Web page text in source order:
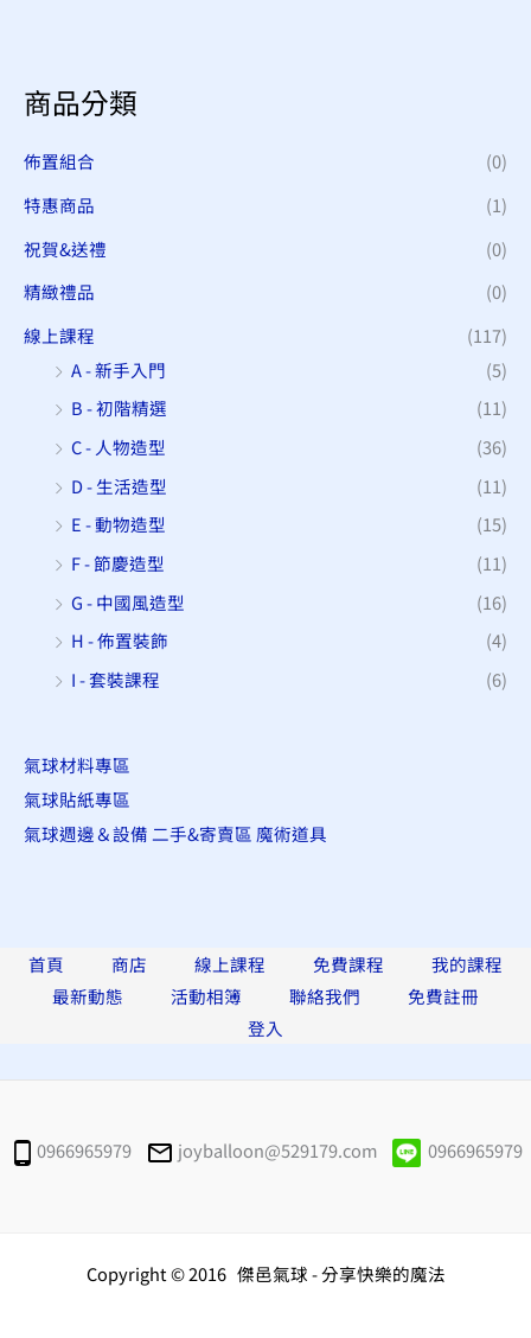
商品分類
佈置組合
(0)
特惠商品
(1)
祝賀&送禮
(0)
精緻禮品
(0)
線上課程
(117)
A - 新手入門
(5)
B - 初階精選
(11)
C - 人物造型
(36)
D - 生活造型
(11)
E - 動物造型
(15)
F - 節慶造型
(11)
G - 中國風造型
(16)
H - 佈置裝飾
(4)
I - 套裝課程
(6)
氣球材料專區
氣球貼紙專區
氣球週邊＆設備 二手&寄賣區 魔術道具
首頁 商店 線上課程 免費課程
我的課程
最新動態
活動相簿 聯絡我們
免費註冊
登入
0966965979 joyballoon@529179.com 0966965979
Copyright © 2016 傑邑氣球 - 分享快樂的魔法